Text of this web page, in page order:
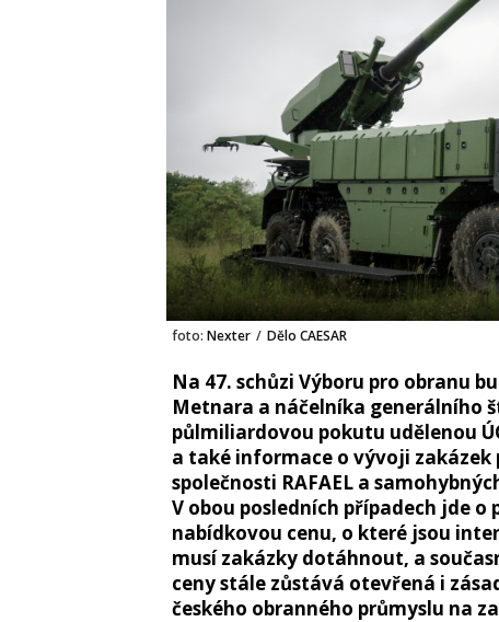
foto: Nexter / Dělo CAESAR
Na 47. schůzi Výboru pro obranu
Metnara a náčelníka generálního
půlmiliardovou pokutu udělenou
a také informace o vývoji zakázek
společnosti RAFAEL a
V obou posledních případech jde
nabídkovou cenu, o které jsou
musí zakázky dotáhnout, a
ceny stále zůstává otevřená i
českého obranného průmyslu na